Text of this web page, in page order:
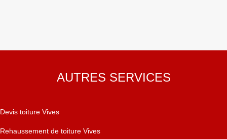
AUTRES SERVICES
Devis toiture Vives
Rehaussement de toiture Vives